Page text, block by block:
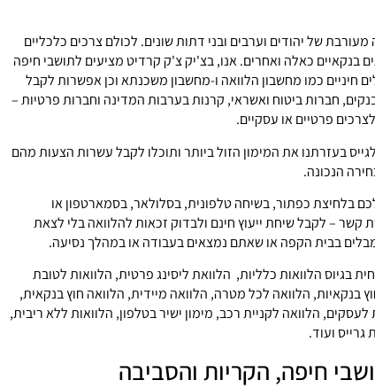
של יהודים וערבים ובני דתות שונים. לכולם צרכים כלכליים
בנקאיים כאלה ואחרים. אנו, בצ'יק צ'ק קרדיט מציעים לתושבי חיפה
חיניים כמו מחשבון הלוואה ו-מחשבון משכנתא וכן אפשרות לקבל
חברות ביטוח ואשראי, קרנות בערבות המדינה וחברות פרטיות –
פרטיים או עסקיים.
בעזרתנו את המימון הזול ביותר ותוכלו לקבל עשרות הצעות מהם
הנכונה.
בלחיצת כפתור, בשיחה טלפונית, בסלולאר, בסמארטפון או
קשר – לקבל שיחת ייעוץ חינם ולבדוק זכאות להלוואה בלי לצאת
בבית הקפה או שאתם נמצאים בעבודה או במהלך נסיעה.
בגיוס הלוואות כלליות, הלוואת ליסינג פרטית, הלוואות לטובת
בנקאיות, הלוואה לכל מטרה, הלוואה מיידית, הלוואה חוץ בנקאית,
לעסקים, הלוואה לקניית רכב, מימון ישיר בטלפון, הלוואות ללא ריבית,
גרייס ועוד.
חיפה, הקריות והסביבה